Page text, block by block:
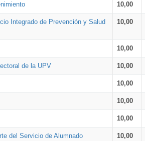
10,00
Integrado de Prevención y Salud
10,00
10,00
de la UPV 10,00
10,00
10,00
10,00
del Servicio de Alumnado 10,00